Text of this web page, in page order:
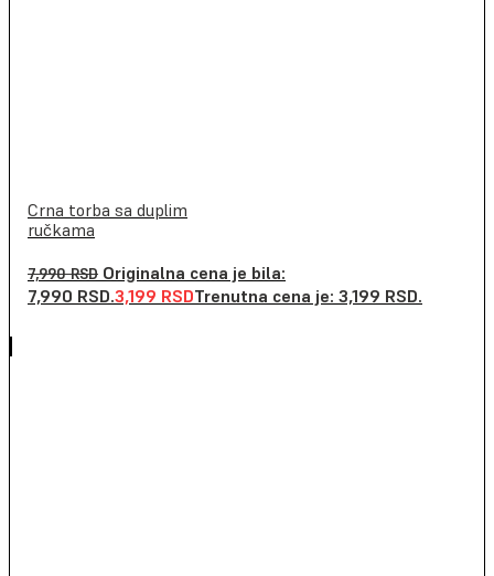
Crna torba sa duplim
ručkama
7,990RSD Originalna cena je bila:
7,990 RSD.3,199 RSDTrenutna cena je: 3,199 RSD.